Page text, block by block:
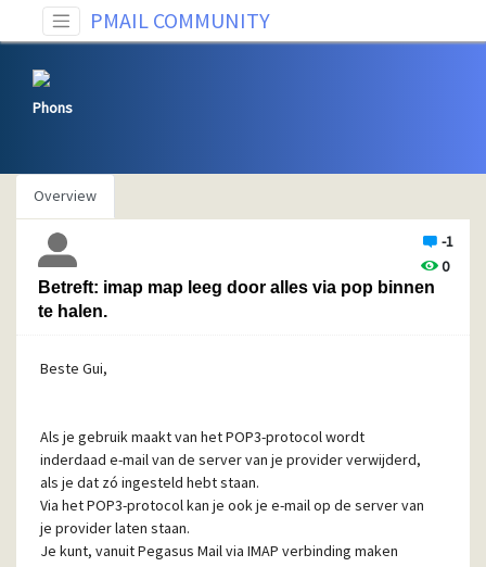
PMAIL COMMUNITY
Phons
Overview
-1
0
Betreft: imap map leeg door alles via pop binnen
te halen.
Beste Gui,
Als je gebruik maakt van het POP3-protocol wordt
inderdaad e-mail van de server van je provider verwijderd,
als je dat zó ingesteld hebt staan.
Via het POP3-protocol kan je ook je e-mail op de server van
je provider laten staan.
Je kunt, vanuit Pegasus Mail via IMAP verbinding maken